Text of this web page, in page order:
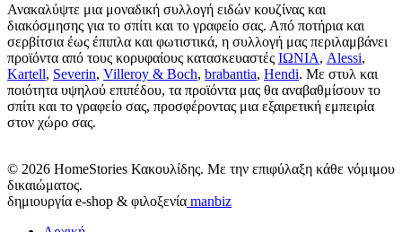
Ανακαλύψτε μια μοναδική συλλογή ειδών κουζίνας και
διακόσμησης για το σπίτι και το γραφείο σας. Από ποτήρια και
σερβίτσια έως έπιπλα και φωτιστικά, η συλλογή μας περιλαμβάνει
προϊόντα από τους κορυφαίους κατασκευαστές ΙΩΝΙΑ, Alessi,
Kartell, Severin, Villeroy & Boch, brabantia, Hendi. Με στυλ και
ποιότητα υψηλού επιπέδου, τα προϊόντα μας θα αναβαθμίσουν το
σπίτι και το γραφείο σας, προσφέροντας μια εξαιρετική εμπειρία
στον χώρο σας.
© 2026 HomeStories Κακουλίδης. Με την επιφύλαξη κάθε νόμιμου
δικαιώματος.
δημιουργία e-shop & φιλοξενία manbiz